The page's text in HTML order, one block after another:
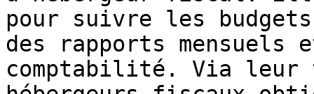
pour suivre les
des rapports
comptabilité. Via leur